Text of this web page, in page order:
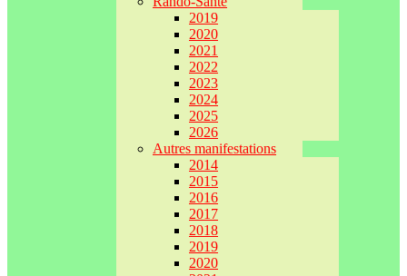
2019
2020
2021
2022
2023
2024
2025
2026
Autres manifestations
2014
2015
2016
2017
2018
2019
2020